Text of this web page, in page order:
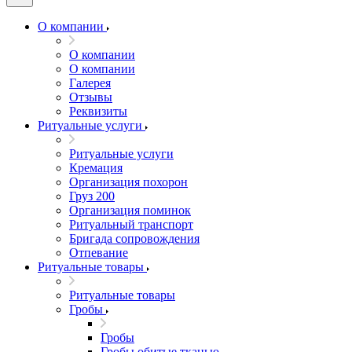
О компании
О компании
О компании
Галерея
Отзывы
Реквизиты
Ритуальные услуги
Ритуальные услуги
Кремация
Организация похорон
Груз 200
Организация поминок
Ритуальный транспорт
Бригада сопровождения
Отпевание
Ритуальные товары
Ритуальные товары
Гробы
Гробы